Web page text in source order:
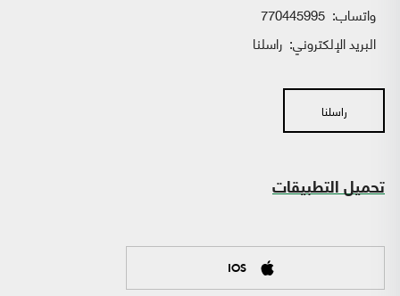
واتساب:
البريد الإلكتروني: راسلنا
راسلنا
تحميل التطبيقات
IOS